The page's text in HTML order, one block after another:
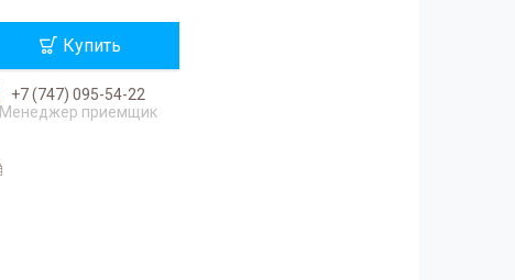
Купить
+7 (747) 095-54-22
Менеджер приемщик